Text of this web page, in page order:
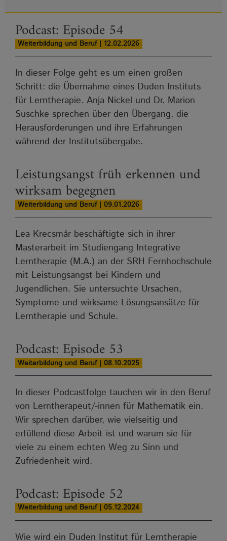
Podcast: Episode 54
Weiterbildung und Beruf | 12.02.2026
In dieser Folge geht es um einen großen
Schritt: die Übernahme eines Duden Instituts
für Lerntherapie. Anja Nickel und Dr. Marion
Suschke sprechen über den Übergang, die
Herausforderungen und ihre Erfahrungen
während der Institutsübergabe.
Leistungsangst früh erkennen und
wirksam begegnen
Weiterbildung und Beruf | 09.01.2026
Lea Krecsmár beschäftigte sich in ihrer
Masterarbeit im Studiengang Integrative
Lerntherapie (M.A.) an der SRH Fernhochschule
mit Leistungsangst bei Kindern und
Jugendlichen. Sie untersuchte Ursachen,
Symptome und wirksame Lösungsansätze für
Lerntherapie und Schule.
Podcast: Episode 53
Weiterbildung und Beruf | 08.10.2025
In dieser Podcastfolge tauchen wir in den Beruf
von Lerntherapeut/-innen für Mathematik ein.
Wir sprechen darüber, wie vielseitig und
erfüllend diese Arbeit ist und warum sie für
viele zu einem echten Weg zu Sinn und
Zufriedenheit wird.
Podcast: Episode 52
Weiterbildung und Beruf | 05.12.2024
Wie wird ein Duden Institut für Lerntherapie